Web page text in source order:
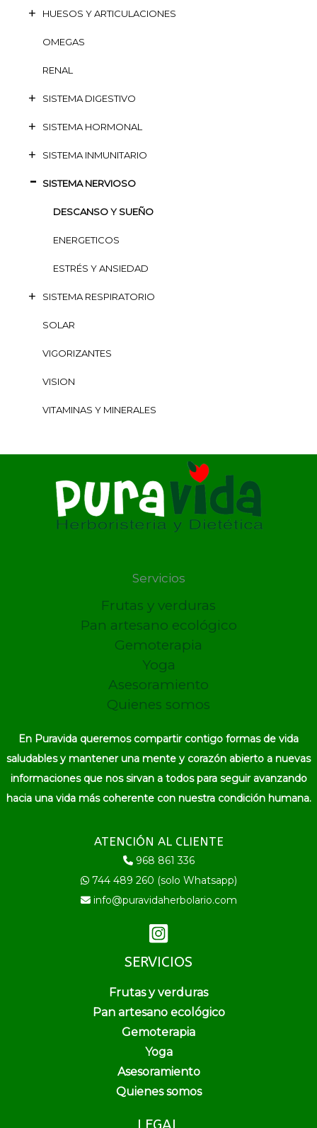
HUESOS Y ARTICULACIONES
OMEGAS
RENAL
SISTEMA DIGESTIVO
SISTEMA HORMONAL
SISTEMA INMUNITARIO
SISTEMA NERVIOSO
DESCANSO Y SUEÑO
ENERGETICOS
ESTRÉS Y ANSIEDAD
SISTEMA RESPIRATORIO
SOLAR
VIGORIZANTES
VISION
VITAMINAS Y MINERALES
Servicios
Frutas y verduras
Pan artesano ecológico
Gemoterapia
Yoga
Asesoramiento
Quienes somos
En Puravida queremos compartir contigo formas de vida
saludables y mantener una mente y corazón abierto a nuevas
informaciones que nos sirvan a todos para seguir avanzando
hacia una vida más coherente con nuestra condición humana.
ATENCIÓN AL CLIENTE
968 861 336
744 489 260 (solo Whatsapp)
info@puravidaherbolario.com
SERVICIOS
Frutas y verduras
Pan artesano ecológico
Gemoterapia
Yoga
Asesoramiento
Quienes somos
LEGAL